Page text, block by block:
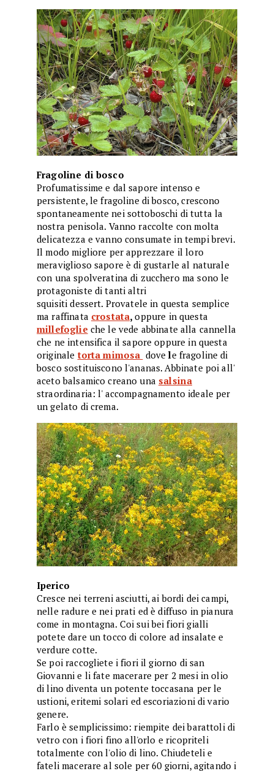
Fragoline di bosco
Profumatissime e dal sapore intenso e
persistente, le fragoline di bosco, crescono
spontaneamente nei sottoboschi di tutta la
nostra penisola. Vanno raccolte con molta
delicatezza e vanno consumate in tempi brevi.
Il modo migliore per apprezzare il loro
meraviglioso sapore è di gustarle al naturale
con una spolveratina di zucchero ma sono le
protagoniste di tanti altri
squisiti dessert. Provatele in questa semplice
ma raffinata crostata,oppure in questa
millefoglie che le vede abbinate alla cannella
che ne intensifica il sapore oppure in questa
originaletorta mimosa dove le fragoline di
bosco sostituiscono l'ananas. Abbinate poi all'
aceto balsamico creano una salsina
straordinaria: l' accompagnamento ideale per
un gelato di crema.
Iperico
Cresce nei terreni asciutti, ai bordi dei campi,
nelle radure e nei prati ed è diffuso in pianura
come in montagna. Coi sui bei fiori gialli
potete dare un tocco di colore ad insalate e
verdure cotte.
Se poi raccogliete i fiori il giorno di san
Giovanni e li fate macerare per 2 mesi in olio
di lino diventa un potente toccasana per le
ustioni, eritemi solari ed escoriazioni di vario
genere.
Farlo è semplicissimo: riempite dei barattoli di
vetro con i fiori fino all'orlo e ricopriteli
totalmente con l'olio di lino. Chiudeteli e
fateli macerare al sole per 60 giorni, agitando i